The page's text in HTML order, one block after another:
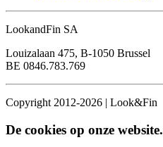
LookandFin SA
Louizalaan 475, B-1050 Brussel
BE 0846.783.769
Copyright 2012-2026 | Look&Fin
De cookies op onze website.